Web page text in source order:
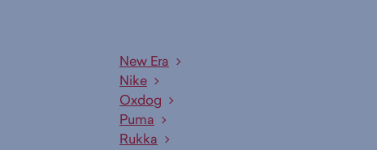
New Era
Nike
Oxdog
Puma
Rukka